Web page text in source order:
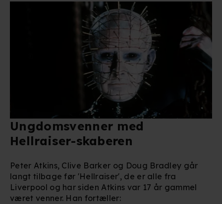
Ungdomsvenner med
Hellraiser-skaberen
Peter Atkins, Clive Barker og Doug Bradley går
langt tilbage før 'Hellraiser', de er alle fra
Liverpool og har siden Atkins var 17 år gammel
været venner. Han fortæller: